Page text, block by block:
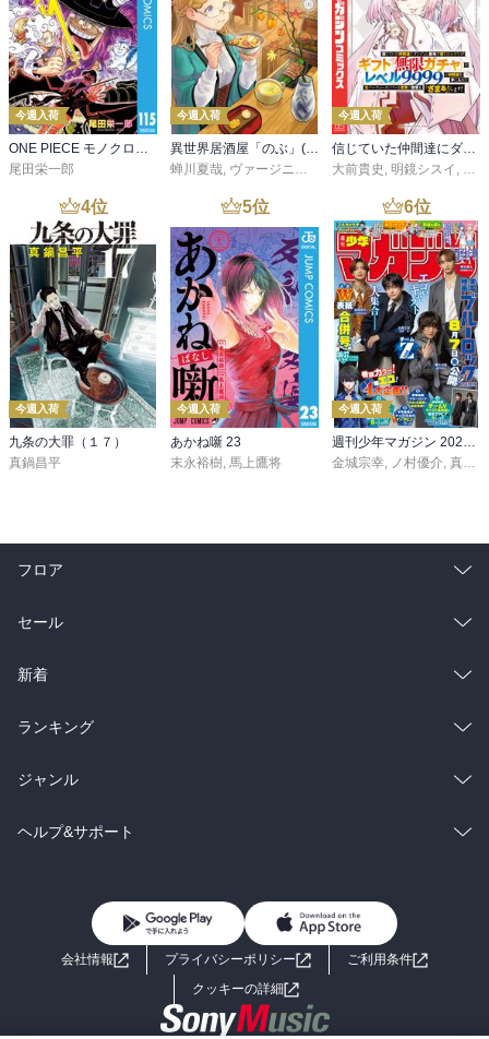
今週入荷
ONE PIECE モノクロ版 115
尾田栄一郎
今週入荷
異世界居酒屋「のぶ」(22)
蝉川夏哉, ヴァージニア二等兵 ,転
今週入荷
信じていた仲間達にダンジョン奥地で殺されかけたがギフト『無限ガチャ』でレベル９９９９の仲間達を手に入れて元パーティーメンバーと世界に復讐＆『ざまぁ！』します！（２３）
大前貴史 , 明鏡シスイ , ｔ
4位
今週入荷
九条の大罪（１７）
真鍋昌平
5位
今週入荷
あかね噺 23
末永裕樹, 馬上鷹将
6位
今週入荷
週刊少年マガジン 2026年36・37号[2026年8月5日発売]
金城宗幸, ノ村優介, 真島ヒロ
フロア
総合
ラノベ
雑誌・グラビア
BL・TL
セール
総合
ラノベ
雑誌・グラビア
BL・TL
新着
総合
ラノベ
雑誌・グラビア
ランキング
総合
ラノベ
ジャンル
コミック
ライトノベル 男子向けラノベ
小説
海外小説
ヘルプ&サポート
よくあるご質問 お問い合わせ
会社情報 プライバシーポリシー
ご利用条件
クッキーの詳細